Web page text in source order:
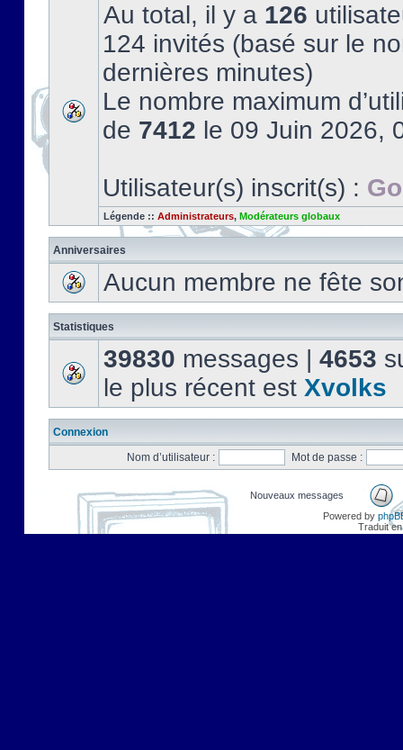
Au total, il y a 126
124 invités (basé sur le
dernières minutes)
Le nombre maximum
de 7412 le 09 Juin 2026,
Utilisateur(s) inscrit(s) :
Légende :: Administrateurs, Modérateurs globaux
Anniversaires
Aucun membre ne fête
Statistiques
39830 messages | 4653
le plus récent est Xvolks
Connexion
Nom d’utilisateur :
Mot de passe :
Nouveaux messages
Powered by
Traduit